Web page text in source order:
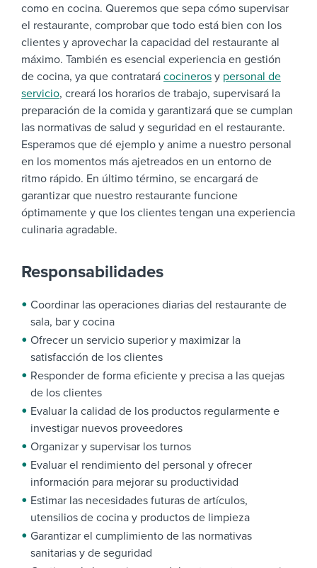
como en cocina. Queremos que sepa cómo supervisar
el restaurante, comprobar que todo está bien con los
clientes y aprovechar la capacidad del restaurante al
máximo. También es esencial experiencia en gestión
de cocina, ya que contratará cocineros y personal de
servicio, creará los horarios de trabajo, supervisará la
preparación de la comida y garantizará que se cumplan
las normativas de salud y seguridad en el restaurante.
Esperamos que dé ejemplo y anime a nuestro personal
en los momentos más ajetreados en un entorno de
ritmo rápido. En último término, se encargará de
garantizar que nuestro restaurante funcione
óptimamente y que los clientes tengan una experiencia
culinaria agradable.
Responsabilidades
Coordinar las operaciones diarias del restaurante de
sala, bar y cocina
Ofrecer un servicio superior y maximizar la
satisfacción de los clientes
Responder de forma eficiente y precisa a las quejas
de los clientes
Evaluar la calidad de los productos regularmente e
investigar nuevos proveedores
Organizar y supervisar los turnos
Evaluar el rendimiento del personal y ofrecer
información para mejorar su productividad
Estimar las necesidades futuras de artículos,
utensilios de cocina y productos de limpieza
Garantizar el cumplimiento de las normativas
sanitarias y de seguridad